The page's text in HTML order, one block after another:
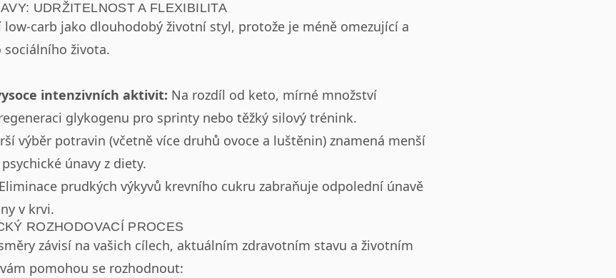
UDRŽITELNOST A FLEXIBILITA
low-carb jako dlouhodobý životní styl, protože je méně omezující a
života.
intenzivních aktivit: Na rozdíl od keto, mírné množství
glykogenu pro sprinty nebo těžký silový trénink.
výběr potravin (včetně více druhů ovoce a luštěnin) znamená menší
únavy z diety.
Eliminace prudkých výkyvů krevního cukru zabraňuje odpolední únavě
v krvi.
ROZHODOVACÍ PROCES
závisí na vašich cílech, aktuálním zdravotním stavu a životním
pomohou se rozhodnout: